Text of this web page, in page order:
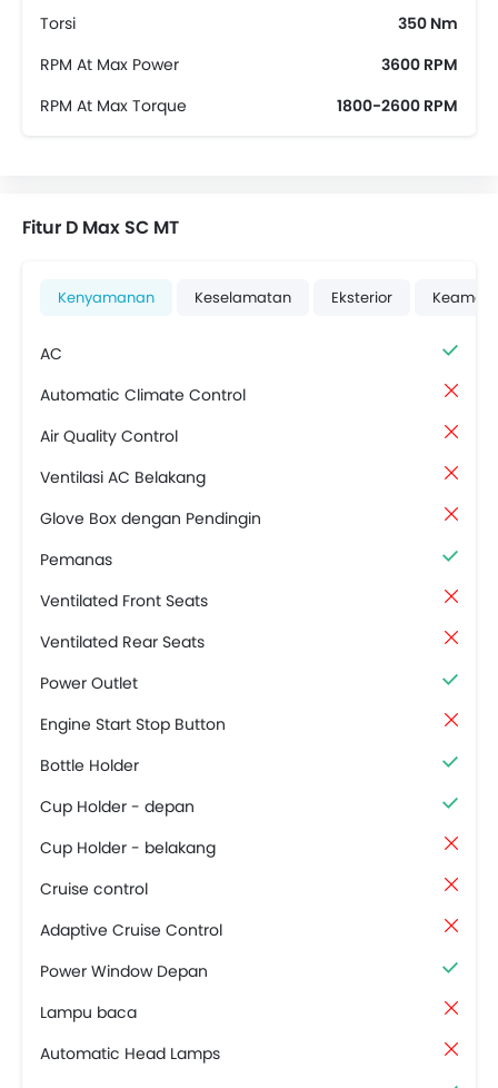
Torsi
350 Nm
RPM At Max Power
3600 RPM
RPM At Max Torque
1800-2600 RPM
Fitur D Max SC MT
Kenyamanan Keselamatan Eksterior
AC
Automatic Climate Control
Air Quality Control
Ventilasi AC Belakang
Glove Box dengan Pendingin
Pemanas
Ventilated Front Seats
Ventilated Rear Seats
Power Outlet
Engine Start Stop Button
Bottle Holder
Cup Holder - depan
Cup Holder - belakang
Cruise control
Adaptive Cruise Control
Power Window Depan
Lampu baca
Automatic Head Lamps